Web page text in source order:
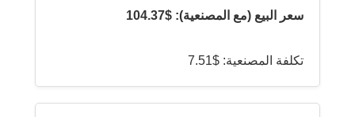
سعر البيع (مع المصنعية): $104.37
تكلفة المصنعية: $7.51